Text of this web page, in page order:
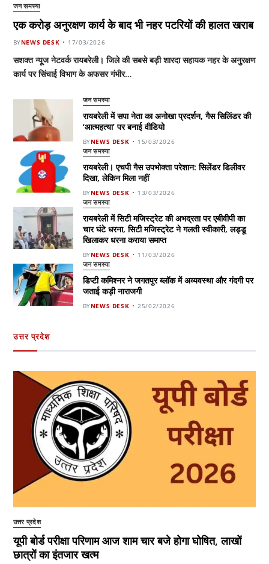
जन समस्या
एक करोड़ अनुरक्षण कार्य के बाद भी नहर पटरियों की हालत खराब
BYNEWS DESK 17/03/2026
सशक्त न्यूज नेटवर्क रायबरेली। जिले की सबसे बड़ी शारदा सहायक नहर के अनुरक्षण
कार्य पर सिंचाई विभाग के अफसर गंभीर…
जन समस्या
रायबरेली में सपा नेता का अनोखा प्रदर्शन, गैस सिलिंडर की
‘आत्महत्या’ पर बनाई वीडियो
BYNEWS DESK 15/03/2026
जन समस्या
रायबरेली। एचपी गैस उपभोक्ता परेशान: सिलेंडर डिलीवर
दिखा, लेकिन मिला नहीं
BYNEWS DESK 13/03/2026
जन समस्या
रायबरेली में सिटी मजिस्ट्रेट की अभद्रता पर एबीवीपी का
चार घंटे धरना, सिटी मजिस्ट्रेट ने गलती स्वीकारी, लड्डू
खिलाकर धरना कराया समाप्त
BYNEWS DESK 11/03/2026
जन समस्या
डिप्टी कमिश्नर ने जगतपुर ब्लॉक में अव्यवस्था और गंदगी पर
जताई कड़ी नाराजगी
BYNEWS DESK 25/02/2026
उत्तर प्रदेश
उत्तर प्रदेश
यूपी बोर्ड परीक्षा परिणाम आज शाम चार बजे होगा घोषित, लाखों
छात्रों का इंतजार खत्म